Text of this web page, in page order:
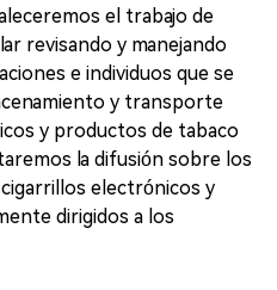
el trabajo de
revisando y manejando
e individuos que se
y transporte
y productos de tabaco
la difusión sobre los
electrónicos y
dirigidos a los